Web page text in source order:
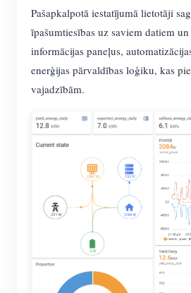
Pašapkalpotā iestatījumā lietotāji
īpašumtiesības uz saviem datiem
informācijas paneļus,
enerģijas pārvaldības loģiku, kas
vajadzībām.